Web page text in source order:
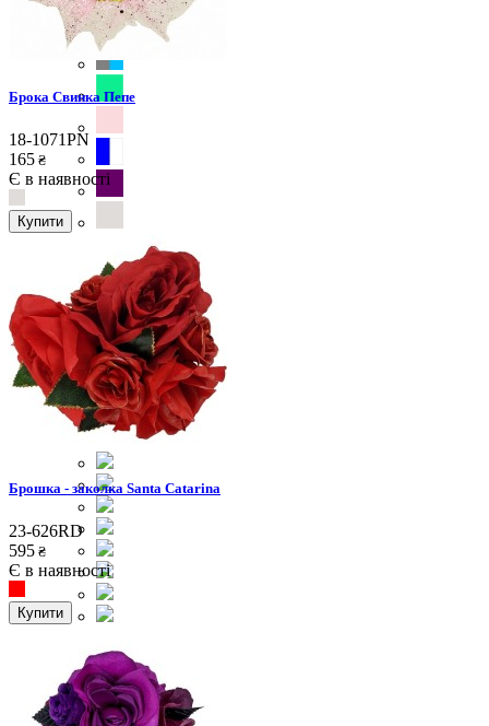
Брока Свинка Пепе
18-1071PN
165 ₴
Є в наявності
Купити
Брошка - заколка Santa Catarina
23-626RD
595 ₴
Є в наявності
Купити